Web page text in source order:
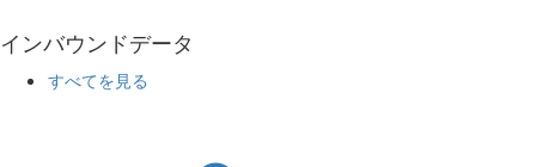
インバウンドデータ
すべてを見る